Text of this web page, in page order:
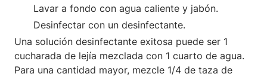
Lavar a fondo con agua caliente y jabón.
Desinfectar con un desinfectante.
Una solución desinfectante exitosa puede ser 1
cucharada de lejía mezclada con 1 cuarto de agua.
Para una cantidad mayor, mezcle 1/4 de taza de